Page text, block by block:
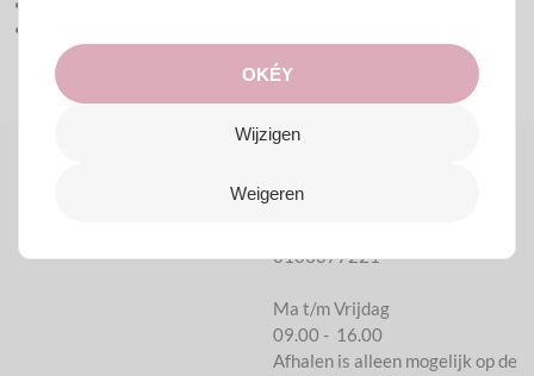
latex en zijn daarom 100% biologisch afbreekbaar.
Neem contact met ons op
0103077221
Ma t/m Vrijdag
09.00 - 16.00
Afhalen is alleen mogelijk op de
OKÉY
Wijzigen
Weigeren